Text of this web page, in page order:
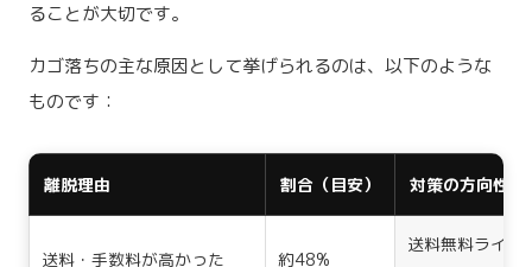
ることが大切です。
カゴ落ちの主な原因として挙げられるのは、以下のような
ものです：
離脱理由 割合（目安） 対策の方向性
送料・手数料が高かった 約48%
送料無料ライン